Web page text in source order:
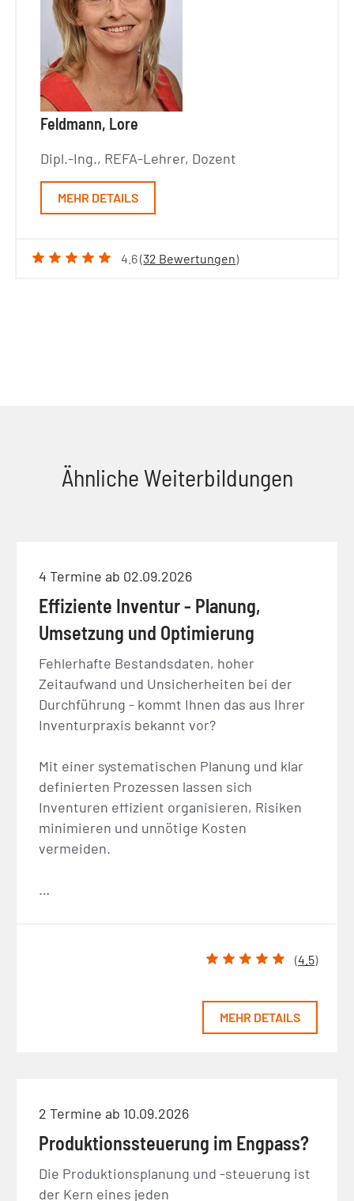
Feldmann, Lore
Dipl.-Ing., REFA-Lehrer, Dozent
MEHR DETAILS
4.6 (32 Bewertungen)
Ähnliche Weiterbildungen
4 Termine ab 02.09.2026
Effiziente Inventur - Planung,
Umsetzung und Optimierung
Fehlerhafte Bestandsdaten, hoher
Zeitaufwand und Unsicherheiten bei der
Durchführung - kommt Ihnen das aus Ihrer
Inventurpraxis bekannt vor?
Mit einer systematischen Planung und klar
definierten Prozessen lassen sich
Inventuren effizient organisieren, Risiken
minimieren und unnötige Kosten
vermeiden.
…
(4.5)
MEHR DETAILS
2 Termine ab 10.09.2026
Produktionssteuerung im Engpass?
Die Produktionsplanung und -steuerung ist
der Kern eines jeden